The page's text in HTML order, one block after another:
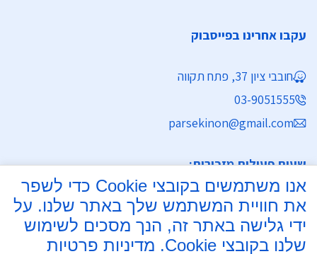
עקבו אחרינו בפייסבוק
חובבי ציון 37, פתח תקווה
03-9051555
parsekinon@gmail.com
שעות פעילות מזכירות:
ימים א' - ה' 8:30 - 16:30
מחלקת נישואין
אנו משתמשים בקובצי Cookie כדי לשפר
את חוויית המשתמש שלך באתר שלנו. על
ידי גלישה באתר זה, הנך מסכים לשימוש
שלנו בקובצי Cookie.
מדיניות פרטיות